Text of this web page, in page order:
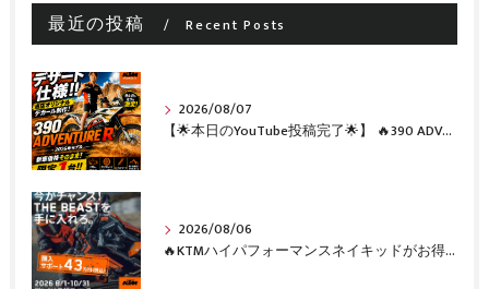
最近の投稿 Recent Posts
2026/08/07
【🌟本日のYouTube投稿完了🌟】 🔥390 ADVENTURE R × KTM山形 オリジナルデカール仕様誕生🔥
2026/08/06
🔥KTMハイパフォーマンスネイキッドがお得に手に入るチャンス🔥